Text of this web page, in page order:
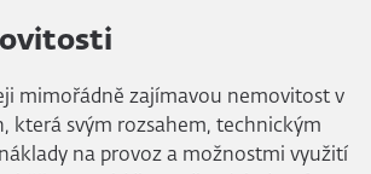
mimořádně zajímavou nemovitost v
která svým rozsahem, technickým
na provoz a možnostmi využití